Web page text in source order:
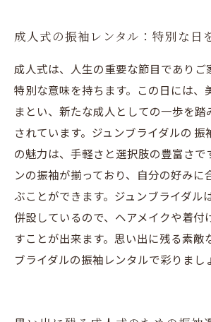
成人式の振袖レンタル：特別な日
成人式は、人生の重要な節目でありご
特別な意味を持ちます。この日には、
まとい、新たな成人としての一歩を踏
されています。ジュンブライダルの
の魅力は、手軽さと選択肢の豊富さで
ンの振袖が揃っており、自分の好みに
ぶことができます。ジュンブライダル
併設しているので、ヘアメイクや着付
すことが出来ます。思い出に残る素敵
ブライダルの振袖レンタルで彩りまし